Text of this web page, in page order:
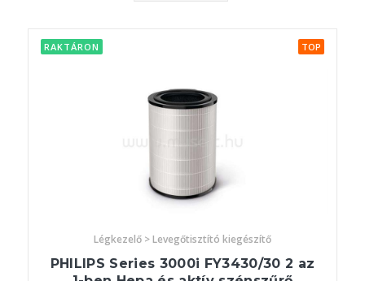
RAKTÁRON TOP
Légkezelő > Levegőtisztító kiegészítő
PHILIPS Series 3000i FY3430/30 2 az